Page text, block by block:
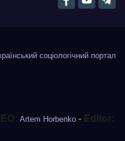
соціологічний портал
Artem Horbenko - Editor: